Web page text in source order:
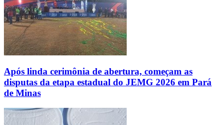
Após linda cerimônia de abertura, começam as
disputas da etapa estadual do JEMG 2026 em Pará
de Minas